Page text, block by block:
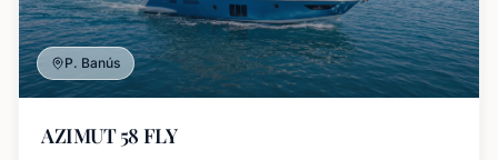
P. Banús
AZIMUT 58 FLY